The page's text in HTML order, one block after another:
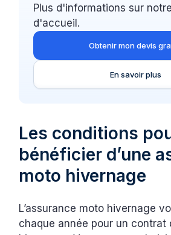
Plus d'informations sur
d'accueil.
Obtenir mon devis
En savoir plus
Les conditions
bénéficier d’une
moto hivernage
L’assurance moto hivernage
chaque année pour un contrat